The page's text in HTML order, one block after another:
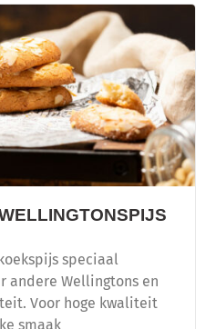
speciaal
andere Wellingtons en
Voor hoge kwaliteit
smaak